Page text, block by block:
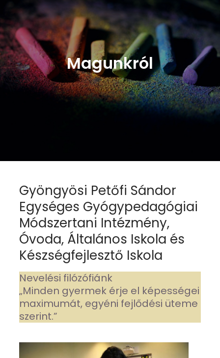
Magunkról
Gyöngyösi Petőfi Sándor
Egységes Gyógypedagógiai
Módszertani Intézmény,
Óvoda, Általános Iskola és
Készségfejlesztő Iskola
Nevelési filózófiánk
„Minden gyermek érje el képességei
maximumát, egyéni fejlődési üteme
szerint.”